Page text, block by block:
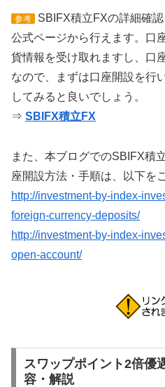
参考
SBIFX積立FXの詳細確
公式ページから行えます。口
貨情報を受け取れますし、口
なので、まずは口座開設を行
してみると良いでしょう。
⇒ SBIFX積立FX
また、本ブログでのSBIFX積
座開設方法・手順は、以下を
http://investment-by-index-
foreign-currency-deposits/
http://investment-by-index-
open-account/
スワップポイント2倍優
容・解説